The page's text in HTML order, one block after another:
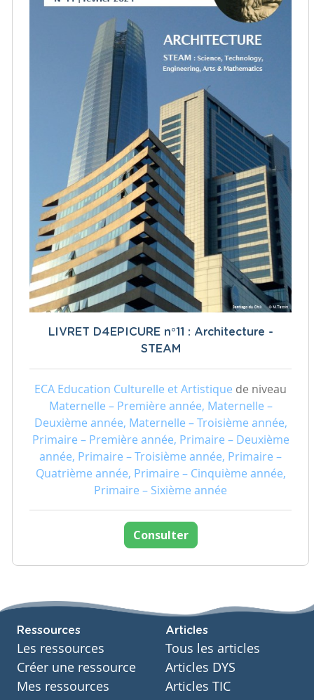
LIVRET D4EPICURE n°11 : Architecture -
STEAM
ECA Education Culturelle et Artistique de niveau
Maternelle – Première année, Maternelle –
Deuxième année, Maternelle – Troisième année,
Primaire – Première année, Primaire – Deuxième
année, Primaire – Troisième année, Primaire –
Quatrième année, Primaire – Cinquième année,
Primaire – Sixième année
Consulter
Ressources
Les ressources
Créer une ressource
Mes ressources
Articles
Tous les articles
Articles DYS
Articles TIC